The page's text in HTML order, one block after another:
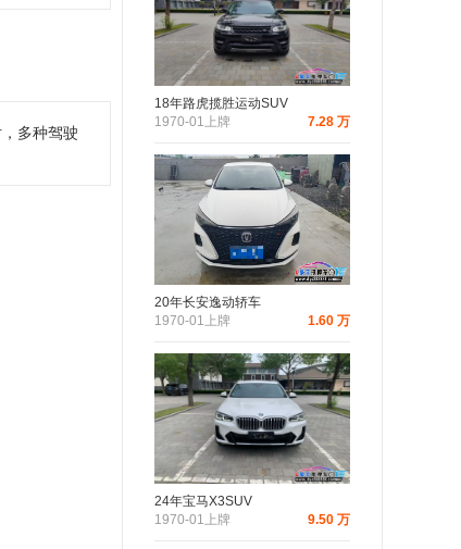
多种驾驶
18年路虎揽胜运动SUV
1970-01上牌
7.28 万
20年长安逸动轿车
1970-01上牌
1.60 万
24年宝马X3SUV
1970-01上牌
9.50 万